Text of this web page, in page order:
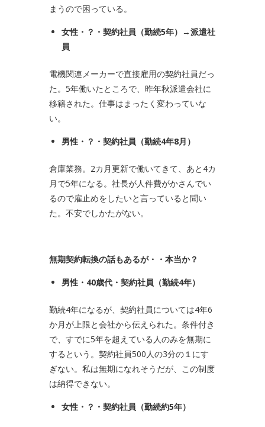
まうので困っている。
女性・？・契約社員（勤続5年）→派遣社
員
電機関連メーカーで直接雇用の契約社員だっ
た。5年働いたところで、昨年秋派遣会社に
移籍された。仕事はまったく変わっていな
い。
男性・？・契約社員（勤続4年8月）
倉庫業務。2カ月更新で働いてきて、あと4カ
月で5年になる。社長が人件費がかさんでい
るので雇止めをしたいと言っていると聞い
た。不安でしかたがない。
無期契約転換の話もあるが・・本当か？
男性・ 40歳代・契約社員（勤続4年）
勤続4年になるが、契約社員については4年6
か月が上限と会社から伝えられた。条件付き
で、すでに5年を超えている人のみを無期に
するという。契約社員500人の3分の１にす
ぎない。私は無期になれそうだが、この制度
は納得できない。
女性・？・契約社員（勤続約5年）